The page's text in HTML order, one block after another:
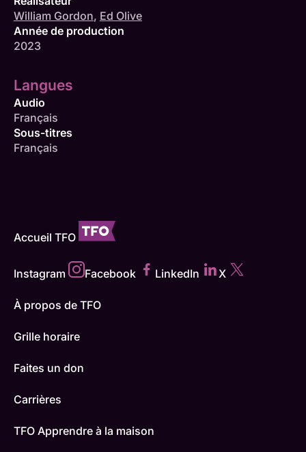
William Gordon, Ed Olive
Année de production
2023
Langues
Audio
Français
Sous-titres
Français
Accueil TFO
Instagram Facebook LinkedIn X
À propos de TFO
Grille horaire
Faites un don
Carrières
TFO Apprendre à la maison